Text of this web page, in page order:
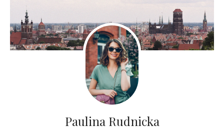
Paulina Rudnicka